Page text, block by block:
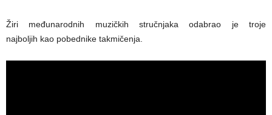
Žiri međunarodnih muzičkih stručnjaka odabrao je troje
najboljih kao pobednike takmičenja.